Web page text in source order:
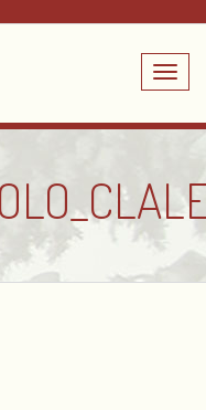
Toggle